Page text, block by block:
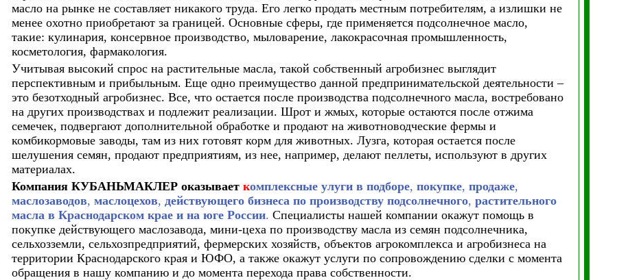
масло на рынке не составляет никакого труда. Его легко продать местным потребителям, а излишки не
менее охотно приобретают за границей. Основные сферы, где применяется подсолнечное масло,
такие: кулинария, консервное производство, мыловарение, лакокрасочная промышленность,
косметология, фармакология.
Учитывая высокий спрос на растительные масла, такой собственный агробизнес выглядит
перспективным и прибыльным. Еще одно преимущество данной предпринимательской деятельности –
это безотходный агробизнес. Все, что остается после производства подсолнечного масла, востребовано
на других производствах и подлежит реализации. Шрот и жмых, которые остаются после отжима
семечек, подвергают дополнительной обработке и продают на животноводческие фермы и
комбикормовые заводы, там из них готовят корм для животных. Лузга, которая остается после
шелушения семян, продают предприятиям, из нее, например, делают пеллеты, используют в других
материалах.
Компания КУБАНЬМАКЛЕР оказывает комплексные улуги в подборе, покупке, продаже,
маслозаводов, маслоцехов, действующего бизнеса по производству подсолнечного, растительного
масла в Краснодарском крае и на юге России. Специалисты нашей компании окажут помощь в
покупке действующего маслозавода, мини-цеха по производству масла из семян подсолнечника,
сельхозземли, сельхозпредприятий, фермерских хозяйств, объектов агрокомплекса и агробизнеса на
территории Краснодарского края и ЮФО, а также окажут услуги по сопровождению сделки с момента
обращения в нашу компанию и до момента перехода права собственности.